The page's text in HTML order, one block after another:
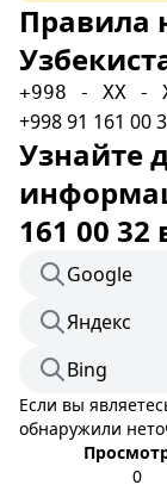
Правила
+998 - XX -
+998 91 161 00
Узнайте
161 00
Google
Яндекс
Bing
Если вы
обнаружили
0